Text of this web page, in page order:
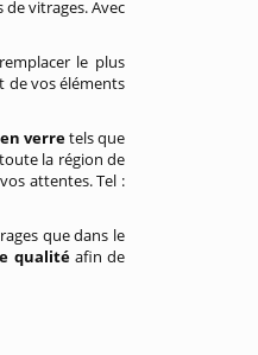
vitrages. Avec
le plus
de vos éléments
verretels que
la région de
attentes. Tel :
que dans le
qualité afin de